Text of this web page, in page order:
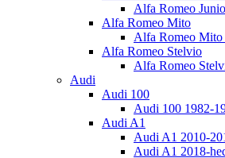
Alfa Romeo
Alfa Romeo Mito
Alfa Romeo Mito
Alfa Romeo Stelvio
Alfa Romeo
Audi
Audi 100
Audi 100 1982-
Audi A1
Audi A1 2010-
Audi A1 2018-